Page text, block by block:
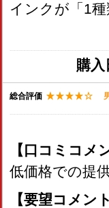
インクが「1
購入
総合評価
【口コミコメ
低価格での提
【要望コメント